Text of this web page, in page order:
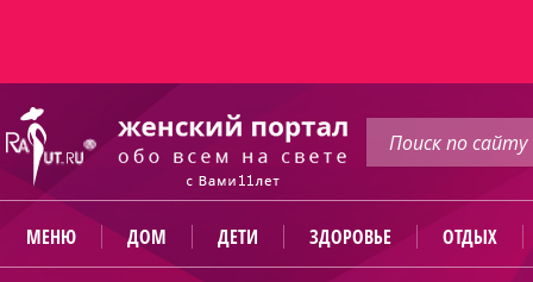
МЕНЮ ДОМ ДЕТИ ЗДОРОВЬЕ ОТДЫХ